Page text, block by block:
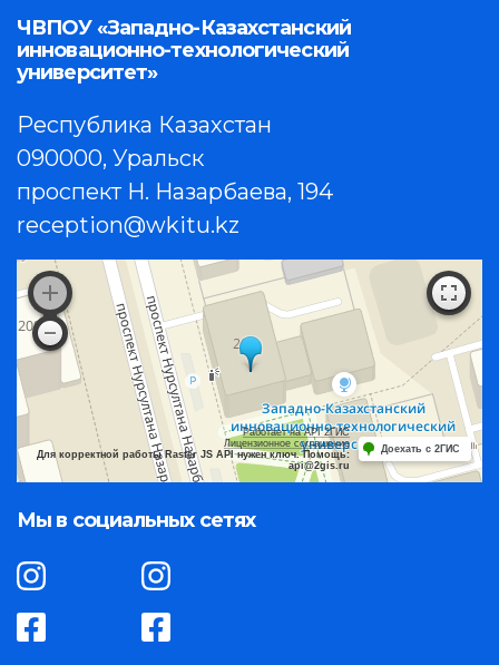
ЧВПОУ «Западно-Казахстанский
инновационно-технологический
университет»
Республика Казахстан
090000, Уральск
проспект Н. Назарбаева, 194
reception@wkitu.kz
Работает на API 2ГИС
Лицензионное соглашение
Для корректной работы Raster JS API нужен ключ. Помощь:
api@2gis.ru
Доехать с 2ГИС
Мы в социальных сетях